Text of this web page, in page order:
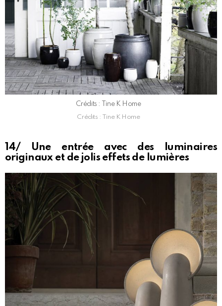
Crédits : Tine K Home
Crédits : Tine K Home
14/ Une entrée avec des luminaires
originaux et de jolis effets de lumières